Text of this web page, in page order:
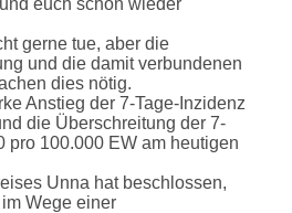
euch schon wieder
gerne tue, aber die
und die damit verbundenen
dies nötig.
Anstieg der 7-Tage-Inzidenz
die Überschreitung der 7-
pro 100.000 EW am heutigen
Unna hat beschlossen,
Wege einer